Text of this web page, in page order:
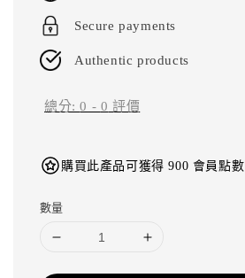
Secure payments
Authentic products
總分:0 - 0 評價
購買此產品可獲得 900 會員點數
數量